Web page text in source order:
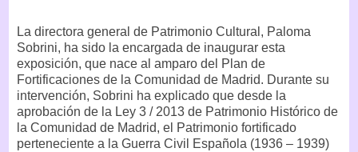
La directora general de Patrimonio Cultural, Paloma
Sobrini, ha sido la encargada de inaugurar esta
exposición, que nace al amparo del Plan de
Fortificaciones de la Comunidad de Madrid. Durante su
intervención, Sobrini ha explicado que desde la
aprobación de la Ley 3 / 2013 de Patrimonio Histórico de
la Comunidad de Madrid, el Patrimonio fortificado
perteneciente a la Guerra Civil Española (1936 – 1939)